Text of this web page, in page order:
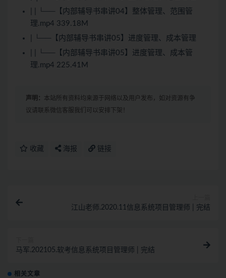
| | └──【内部辅导书串讲04】整体管理、范围管
理.mp4 339.18M
| └──【内部辅导书串讲05】进度管理、成本管理
| | └──【内部辅导书串讲05】进度管理、成本管
理.mp4 225.41M
声明： 本站所有资料均来源于网络以及用户发布，如对资源有争
议请联系微信客服我们可以安排下架！
收藏 海报 链接
江山老师.2020.11信息系统项目管理师 | 完结
马军.202105.软考信息系统项目管理师 | 完结
相关文章